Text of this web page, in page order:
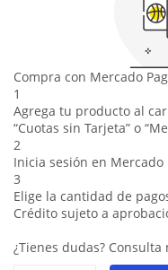
Compra con Mercado
1
Agrega tu producto al
“Cuotas sin Tarjeta” o
2
Inicia sesión en Mercado
3
Elige la cantidad de
Crédito sujeto a
¿Tienes dudas? Consulta